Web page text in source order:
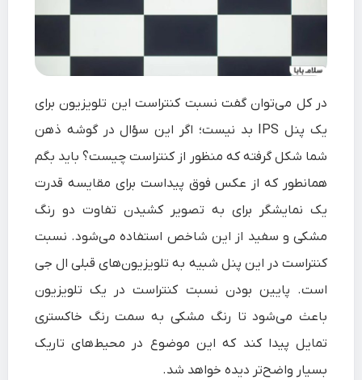
در کل می‌توان گفت نسبت کنتراست این تلویزیون برای
یک پنل IPS بد نیست؛ اگر این سؤال در گوشه ذهن
شما شکل گرفته که منظور از کنتراست چیست؟ باید بگم
همانطور که از عکس فوق پیداست برای مقایسه قدرت
یک نمایشگر برای به تصویر کشیدن تفاوت دو رنگ
مشکی و سفید از این شاخص استفاده می‌شود. نسبت
کنتراست در این پنل شبیه به تلویزیون‌های قبلی ال جی
است. پایین بودن نسبت کنتراست در یک تلویزیون
باعث می‌شود تا رنگ مشکی به سمت رنگ خاکستری
تمایل پیدا کند که این موضوع در محیط‌های تاریک
بسیار واضح‌تر دیده خواهد شد.